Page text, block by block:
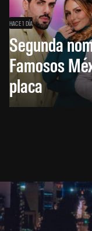
HACE 1 DÍA
Segunda
Famosos
placa